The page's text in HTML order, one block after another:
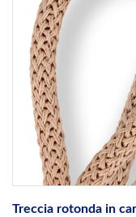
Treccia rotonda in